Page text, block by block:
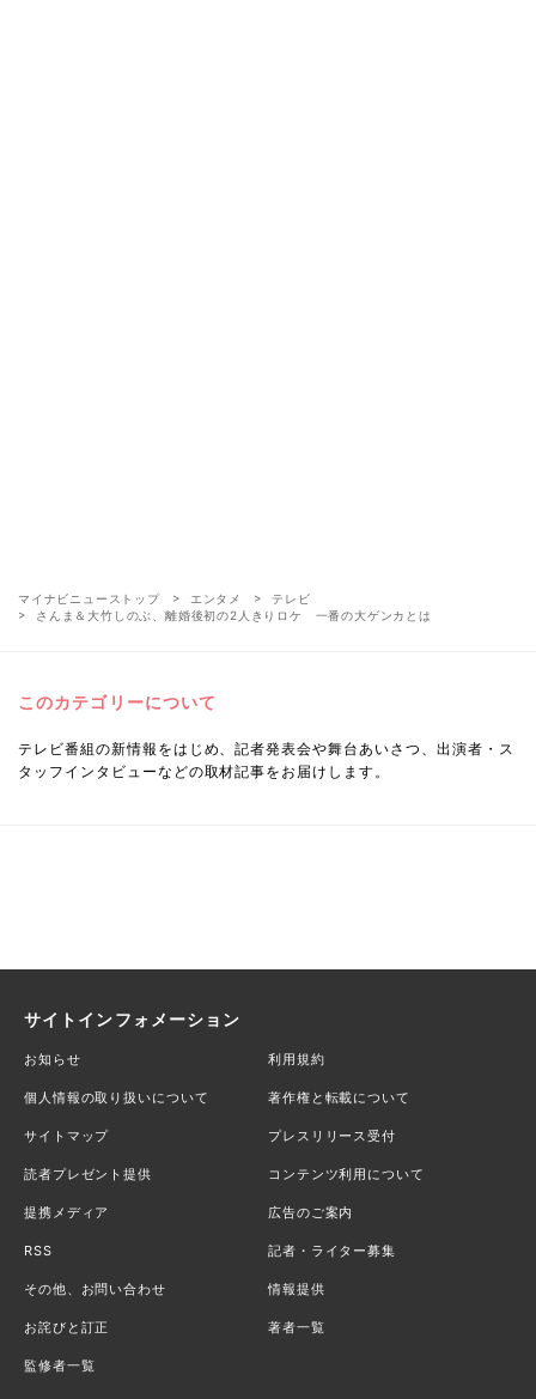
マイナビニューストップ エンタメ
テレビ
さんま＆大竹しのぶ、離婚後初の2人きりロケ 一番の大ゲンカとは
このカテゴリーについて
テレビ番組の新情報をはじめ、記者発表会や舞台あいさつ、出演者・ス
タッフインタビューなどの取材記事をお届けします。
サイトインフォメーション
お知らせ 利用規約
個人情報の取り扱いについて 著作権と転載について
サイトマップ プレスリリース受付
読者プレゼント提供 コンテンツ利用について
提携メディア 広告のご案内
RSS 記者・ライター募集
その他、お問い合わせ 情報提供
お詫びと訂正 著者一覧
監修者一覧